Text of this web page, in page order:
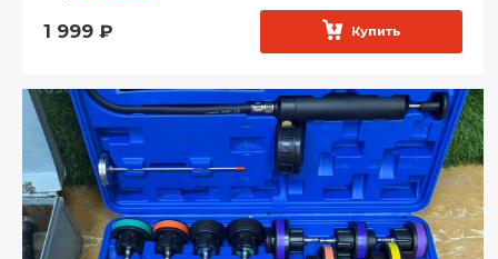
1 999 ₽ Купить